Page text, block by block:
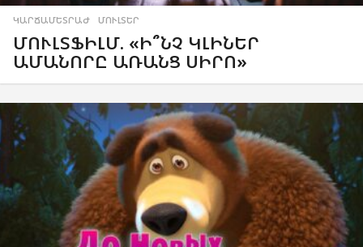
ԿԱՐՃԱՄԵՏՐԱԺ ,ՄՈՒԼՏԵՐ
ՄՈՒԼՏՖԻԼՄ. «Ի՞ՆՉ ԿԼԻՆԵՐ
ԱՄԱՆՈՐԸ ԱՌԱՆՑ ՍԻՐՈ»